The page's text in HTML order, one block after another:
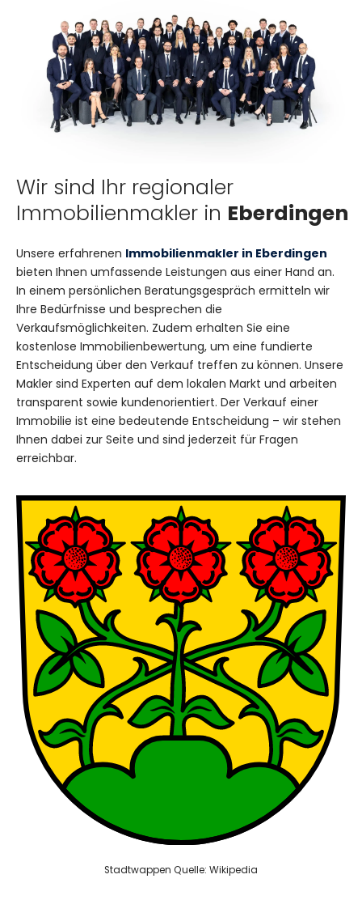
Wir sind Ihr regionaler
Immobilienmakler in Eberdingen
Unsere erfahrenen Immobilienmakler in Eberdingen
bieten Ihnen umfassende Leistungen aus einer Hand an.
In einem persönlichen Beratungsgespräch ermitteln wir
Ihre Bedürfnisse und besprechen die
Verkaufsmöglichkeiten. Zudem erhalten Sie eine
kostenlose Immobilienbewertung, um eine fundierte
Entscheidung über den Verkauf treffen zu können. Unsere
Makler sind Experten auf dem lokalen Markt und arbeiten
transparent sowie kundenorientiert. Der Verkauf einer
Immobilie ist eine bedeutende Entscheidung – wir stehen
Ihnen dabei zur Seite und sind jederzeit für Fragen
erreichbar.
Stadtwappen Quelle: Wikipedia